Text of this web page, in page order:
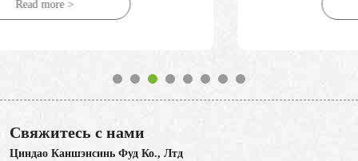
Свяжитесь с нами
Циндао Каншэнсинь Фуд Ко., Лтд